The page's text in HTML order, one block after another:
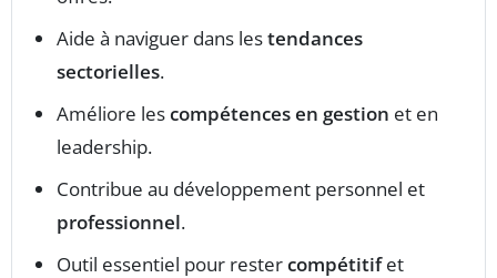
Aide à naviguer dans lestendances
sectorielles.
Améliore lescompétences en gestion et en
leadership.
Contribue au développement personnel et
professionnel.
Outil essentiel pour restercompétitifet